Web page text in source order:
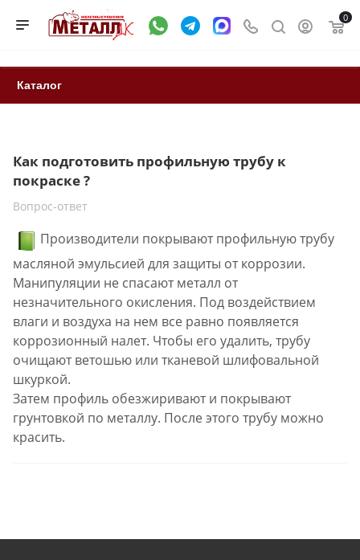
0
Каталог
Как подготовить профильную трубу к
покраске ?
Вопрос-ответ
Производители покрывают профильную трубу
масляной эмульсией для защиты от коррозии.
Манипуляции не спасают металл от
незначительного окисления. Под воздействием
влаги и воздуха на нем все равно появляется
коррозионный налет. Чтобы его удалить, трубу
очищают ветошью или тканевой шлифовальной
шкуркой.
Затем профиль обезжиривают и покрывают
грунтовкой по металлу. После этого трубу можно
красить.